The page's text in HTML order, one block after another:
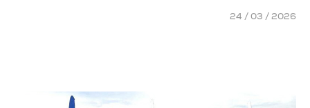
24 / 03 / 2026